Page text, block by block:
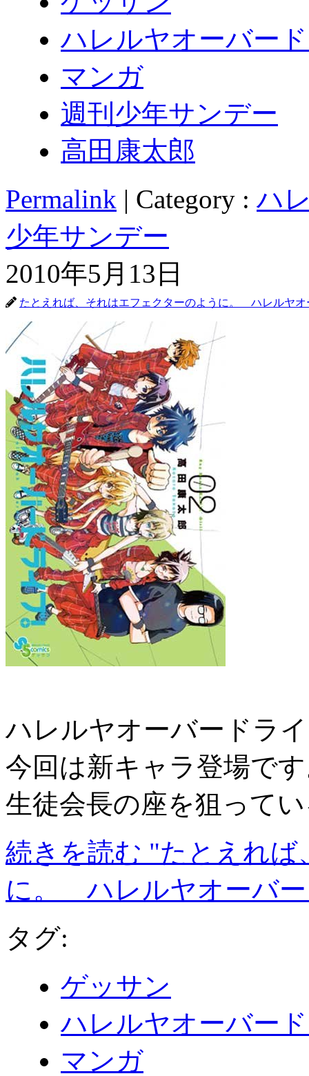
ハレルヤオーバー
マンガ
週刊少年サンデー
高田康太郎
Permalink | Category :ハ
少年サンデー
2010年5月13日
たとえれば、それはエフェクターのように。 ハレルヤオ
ハレルヤオーバードラ
今回は新キャラ登場で
生徒会長の座を狙って
続きを読む "たとえれ
に。 ハレルヤオーバ
タグ:
ゲッサン
ハレルヤオーバー
マンガ